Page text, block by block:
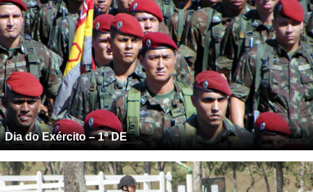
Dia do Exército – 1ª DE